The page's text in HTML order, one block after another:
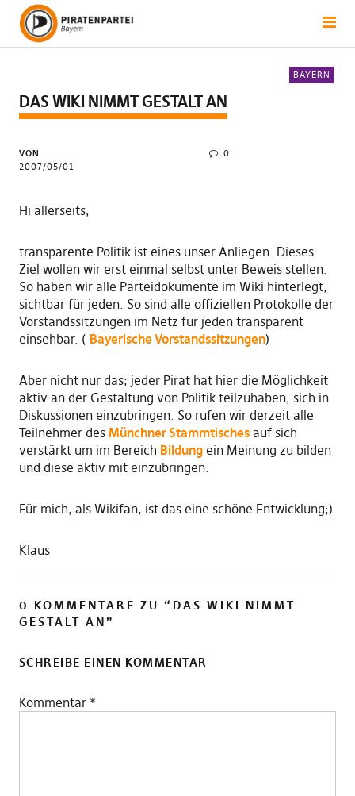
BAYERN
DAS WIKI NIMMT GESTALT AN
VON
2007/05/01
0
Hi allerseits,
transparente Politik ist eines unser Anliegen. Dieses
Ziel wollen wir erst einmal selbst unter Beweis stellen.
So haben wir alle Parteidokumente im Wiki hinterlegt,
sichtbar für jeden. So sind alle offiziellen Protokolle der
Vorstandssitzungen im Netz für jeden transparent
einsehbar. ( Bayerische Vorstandssitzungen)
Aber nicht nur das; jeder Pirat hat hier die Möglichkeit
aktiv an der Gestaltung von Politik teilzuhaben, sich in
Diskussionen einzubringen. So rufen wir derzeit alle
Teilnehmer des Münchner Stammtischesauf sich
verstärkt um im Bereich Bildungein Meinung zu bilden
und diese aktiv mit einzubringen.
Für mich, als Wikifan, ist das eine schöne Entwicklung;)
Klaus
0 KOMMENTARE ZU “ DAS WIKI NIMMT
GESTALT AN”
SCHREIBE EINEN KOMMENTAR
Kommentar *